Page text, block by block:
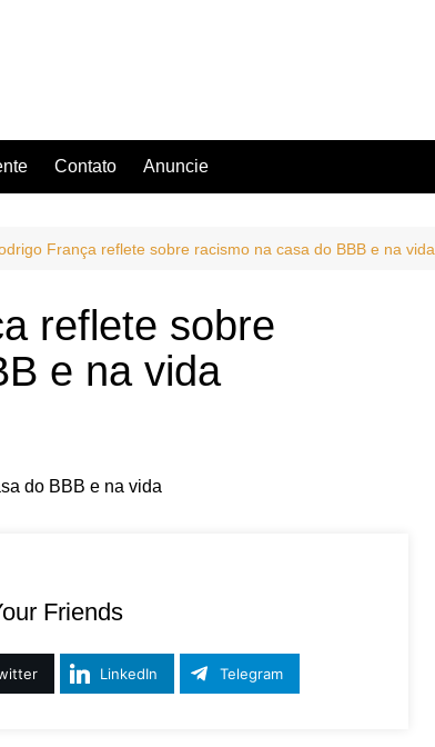
Contato Anuncie
França reflete sobre racismo na casa do BBB e na vida
reflete sobre
e na vida
Friends
LinkedIn Telegram